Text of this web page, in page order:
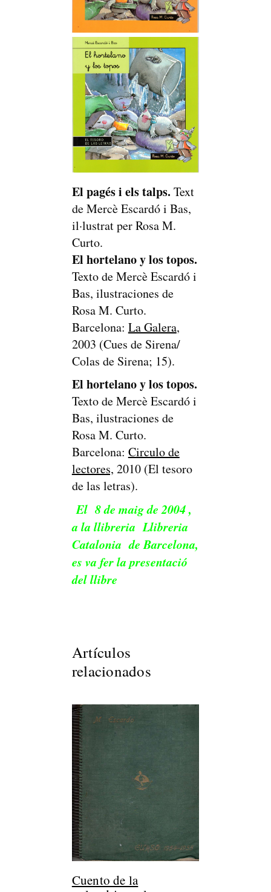
El pagés i els talps. Text
de Mercè Escardó i Bas,
il·lustrat per Rosa M.
Curto.
El hortelano y los topos.
Texto de Mercè Escardó i
Bas, ilustraciones de
Rosa M. Curto.
Barcelona: La Galera,
2003 (Cues de Sirena/
Colas de Sirena; 15).
El hortelano y los topos.
Texto de Mercè Escardó i
Bas, ilustraciones de
Rosa M. Curto.
Barcelona: Circulo de
lectores, 2010 (El tesoro
de las letras).
El 8 de maig de 2004 ,
a la llibreria Llibreria
Catalonia de Barcelona,
es va fer la presentació
del llibre
Artículos
relacionados
Cuento de la